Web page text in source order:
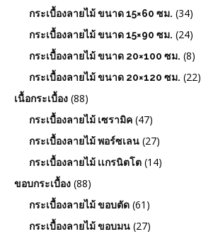
กระเบื้องลายไม้ ขนาด 15×60 ซม. (34)
กระเบื้องลายไม้ ขนาด 15×90 ซม. (24)
กระเบื้องลายไม้ ขนาด 20×100 ซม. (8)
กระเบื้องลายไม้ ขนาด 20×120 ซม. (22)
เนื้อกระเบื้อง (88)
กระเบื้องลายไม้ เซรามิค (47)
กระเบื้องลายไม้ พอร์ซเลน (27)
กระเบื้องลายไม้ เเกรนิตโต (14)
ขอบกระเบื้อง (88)
กระเบื้องลายไม้ ขอบตัด (61)
กระเบื้องลายไม้ ขอบมน (27)